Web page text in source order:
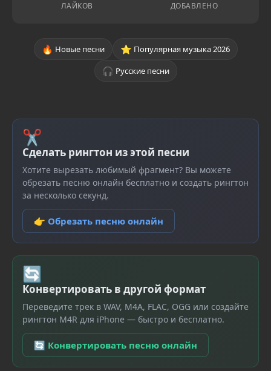
ЛАЙКОВ ДОБАВЛЕНО
🔥 Новые песни ⭐ Популярная музыка 2026
🎧 Русские песни
✂
Сделать рингтон из этой песни
Хотите вырезать любимый фрагмент? Вы можете
обрезать песню онлайн бесплатно и создать рингтон
за несколько секунд.
👉 Обрезать песню онлайн
🔄
Конвертировать в другой формат
Переведите трек в WAV, M4A, FLAC, OGG или создайте
рингтон M4R для iPhone — быстро и бесплатно.
🔄 Конвертировать песню онлайн